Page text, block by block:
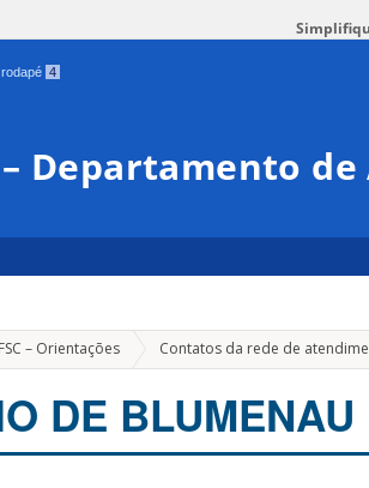
4
– Departamento
– Orientações Contatos da rede de
DE BLUMENAU